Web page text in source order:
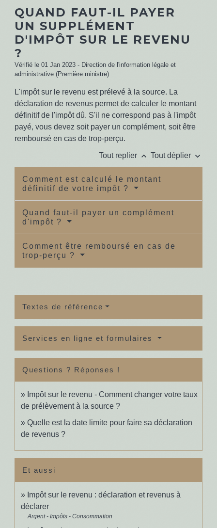
QUAND FAUT-IL PAYER
UN SUPPLÉMENT
D'IMPÔT SUR LE REVENU
?
Vérifié le 01 Jan 2023 - Direction de l'information légale et
administrative (Première ministre)
L'impôt sur le revenu est prélevé à la source. La
déclaration de revenus permet de calculer le montant
définitif de l'impôt dû. S'il ne correspond pas à l'impôt
payé, vous devez soit payer un complément, soit être
remboursé en cas de trop-perçu.
Tout replier keyboard_arrow_up Tout déplier keyboard_arrow_down
Comment est calculé le montant
définitif de votre impôt ?
Quand faut-il payer un complément
d'impôt ?
Comment être remboursé en cas de
trop-perçu ?
Textes de référence
Services en ligne et formulaires
Questions ? Réponses !
Impôt sur le revenu - Comment changer votre taux
de prélèvement à la source ?
Quelle est la date limite pour faire sa déclaration
de revenus ?
Et aussi
Impôt sur le revenu : déclaration et revenus à
déclarer
Argent - Impôts - Consommation